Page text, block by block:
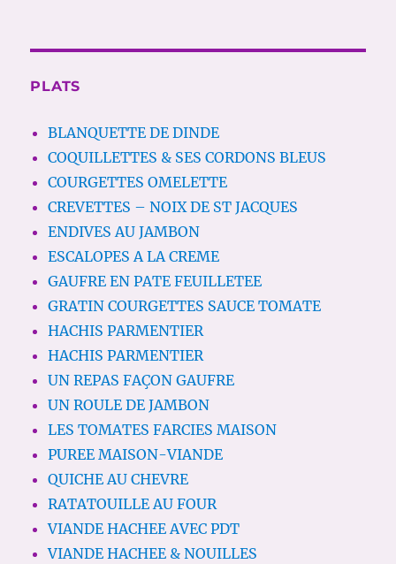
PLATS
BLANQUETTE DE DINDE
COQUILLETTES & SES CORDONS BLEUS
COURGETTES OMELETTE
CREVETTES – NOIX DE ST JACQUES
ENDIVES AU JAMBON
ESCALOPES A LA CREME
GAUFRE EN PATE FEUILLETEE
GRATIN COURGETTES SAUCE TOMATE
HACHIS PARMENTIER
HACHIS PARMENTIER
UN REPAS FAÇON GAUFRE
UN ROULE DE JAMBON
LES TOMATES FARCIES MAISON
PUREE MAISON-VIANDE
QUICHE AU CHEVRE
RATATOUILLE AU FOUR
VIANDE HACHEE AVEC PDT
VIANDE HACHEE & NOUILLES